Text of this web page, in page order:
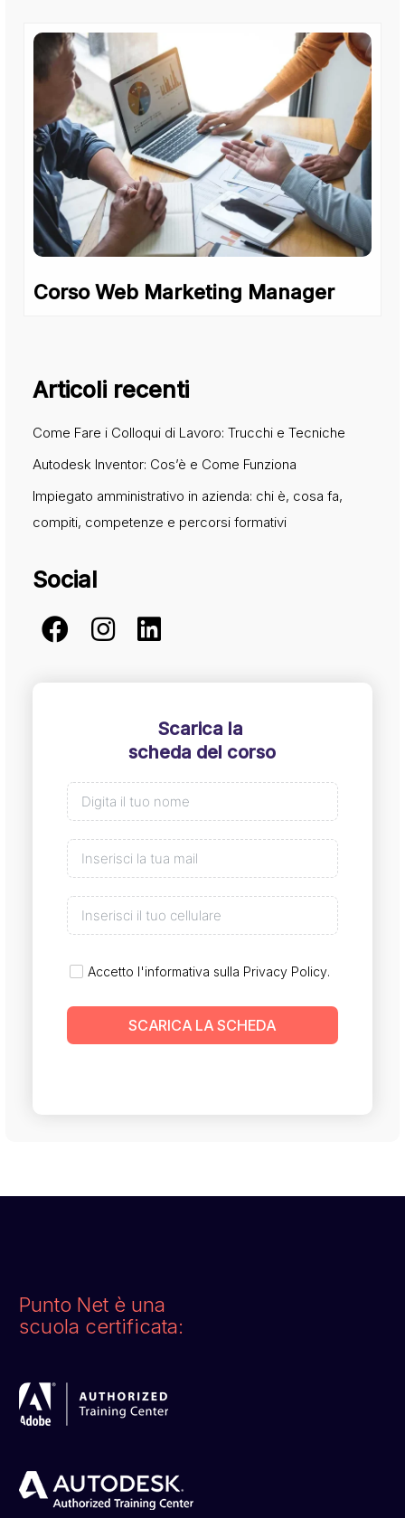
Corso Web Marketing Manager
Articoli recenti
Come Fare i Colloqui di Lavoro: Trucchi e Tecniche
Autodesk Inventor: Cos’è e Come Funziona
Impiegato amministrativo in azienda: chi è, cosa fa,
compiti, competenze e percorsi formativi
Social
Scarica la
scheda del corso
Accetto l'informativa sulla Privacy Policy.
SCARICA LA SCHEDA
Punto Net è una
scuola certificata: